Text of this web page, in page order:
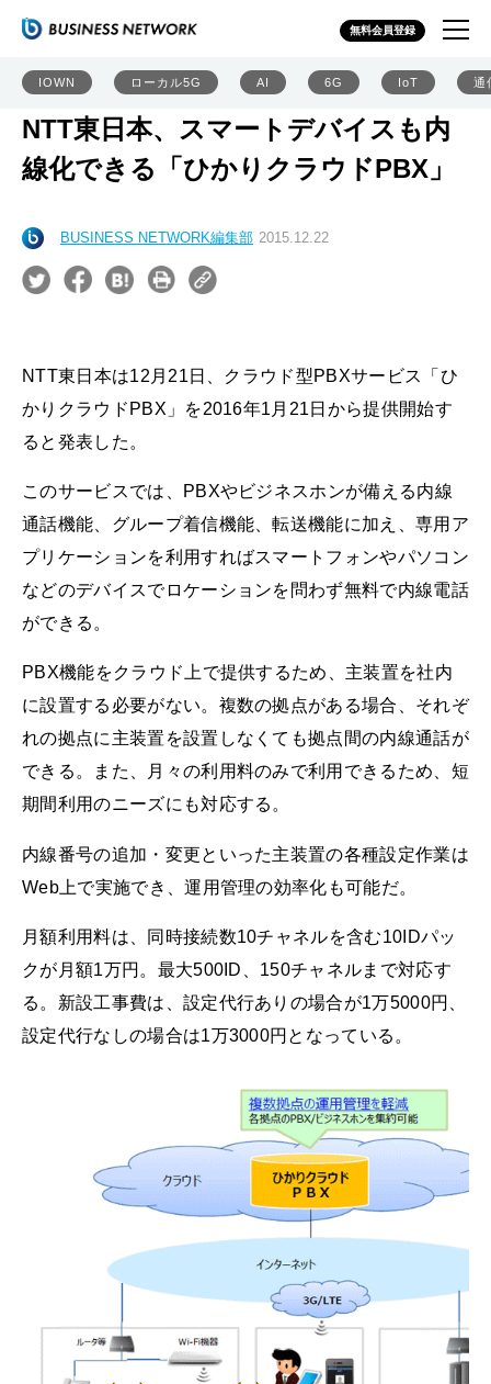
無料会員登録
IOWN ローカル5G AI 6G IoT 通
NTT東日本、スマートデバイスも内
線化できる「ひかりクラウドPBX」
BUSINESS NETWORK編集部 2015.12.22
NTT東日本は12月21日、クラウド型PBXサービス「ひ
かりクラウドPBX」を2016年1月21日から提供開始す
ると発表した。
このサービスでは、PBXやビジネスホンが備える内線
通話機能、グループ着信機能、転送機能に加え、専用ア
プリケーションを利用すればスマートフォンやパソコン
などのデバイスでロケーションを問わず無料で内線電話
ができる。
PBX機能をクラウド上で提供するため、主装置を社内
に設置する必要がない。複数の拠点がある場合、それぞ
れの拠点に主装置を設置しなくても拠点間の内線通話が
できる。また、月々の利用料のみで利用できるため、短
期間利用のニーズにも対応する。
内線番号の追加・変更といった主装置の各種設定作業は
Web上で実施でき、運用管理の効率化も可能だ。
月額利用料は、同時接続数10チャネルを含む10IDパッ
クが月額1万円。最大500ID、150チャネルまで対応す
る。新設工事費は、設定代行ありの場合が1万5000円、
設定代行なしの場合は1万3000円となっている。